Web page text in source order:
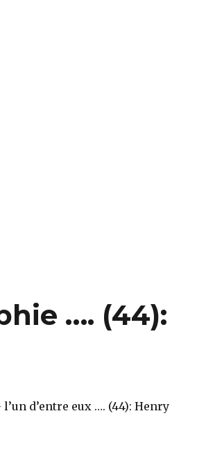
…. (44):
l’un d’entre eux …. (44): Henry